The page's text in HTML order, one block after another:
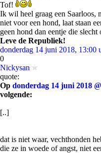
Tof!
Ik wil heel graag een Saarloos,
niet voor een hond, laat staan
geen hond dan eentje die
Leve de Republiek!
donderdag 14 juni 2018, 13:00
0
Nickysan
quote:
Op donderdag 14 juni 2018
volgende:
[..]
dat is niet waar, vechthonden
die ze in woede of angst, niet